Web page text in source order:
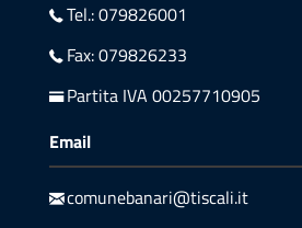
Tel.: 079826001
Fax: 079826233
Partita IVA 00257710905
Email
comunebanari@tiscali.it